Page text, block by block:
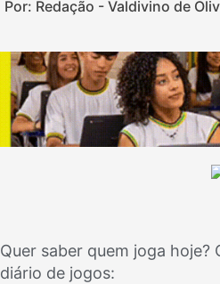
Por: Redação - Valdivino de
Quer saber quem joga
diário de jogos: